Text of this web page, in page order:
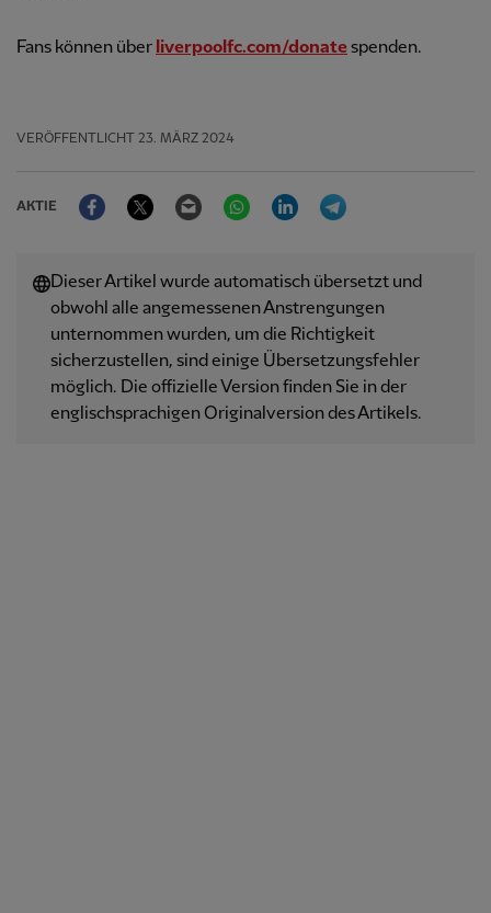
Fans können über liverpoolfc.com/donatespenden.
VERÖFFENTLICHT 23. MÄRZ 2024
AKTIE
FacebookTwitter Email WhatsAppLinkedIn
Dieser Artikel wurde automatisch übersetzt und
obwohl alle angemessenen Anstrengungen
unternommen wurden, um die Richtigkeit
sicherzustellen, sind einige Übersetzungsfehler
möglich. Die offizielle Version finden Sie in der
englischsprachigen Originalversion des Artikels.